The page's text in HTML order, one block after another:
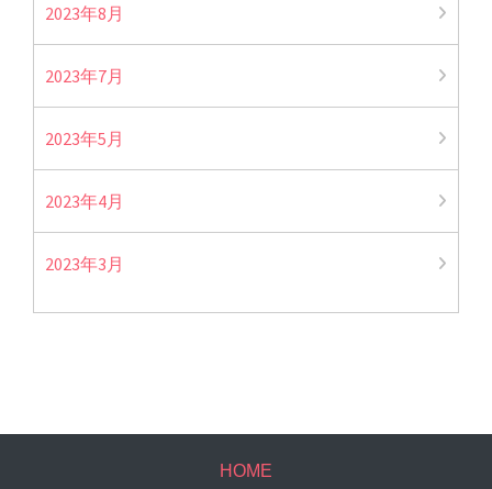
2023年8月
2023年7月
2023年5月
2023年4月
2023年3月
HOME